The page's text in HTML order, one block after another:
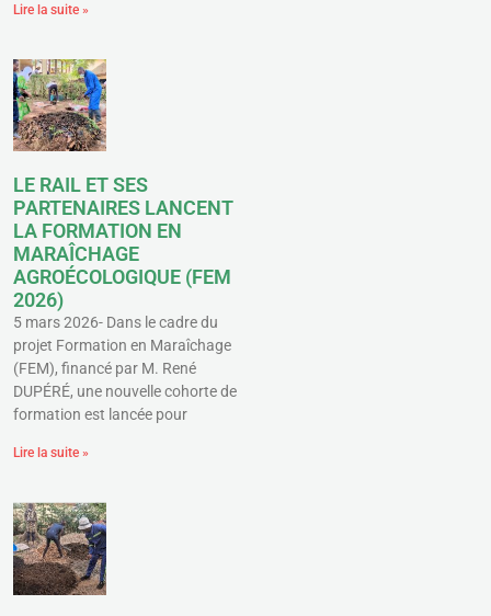
Lire la suite »
LE RAIL ET SES
PARTENAIRES LANCENT
LA FORMATION EN
MARAÎCHAGE
AGROÉCOLOGIQUE (FEM
2026)
5 mars 2026- Dans le cadre du
projet Formation en Maraîchage
(FEM), financé par M. René
DUPÉRÉ, une nouvelle cohorte de
formation est lancée pour
Lire la suite »